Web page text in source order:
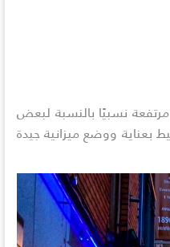
مرتفعة نسبيًا بالنسبة لبعض
بعناية ووضع ميزانية جيدة